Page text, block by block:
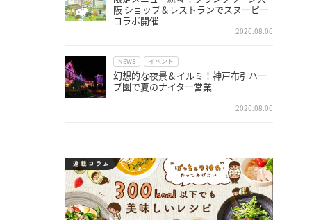
阪 ショップ＆レストランでスヌーピー
コラボ開催
2026.08.06
NEWS イベント
幻想的な夜景＆イルミ！神戸布引ハー
ブ園で夏のナイター営業
2026.08.06